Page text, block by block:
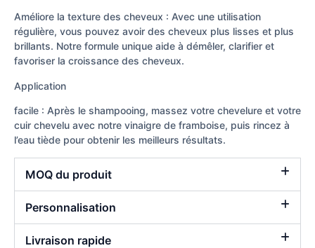
Améliore la texture des cheveux : Avec une utilisation
régulière, vous pouvez avoir des cheveux plus lisses et plus
brillants. Notre formule unique aide à démêler, clarifier et
favoriser la croissance des cheveux.
Application
facile : Après le shampooing, massez votre chevelure et votre
cuir chevelu avec notre vinaigre de framboise, puis rincez à
l’eau tiède pour obtenir les meilleurs résultats.
MOQ du produit
Personnalisation
Livraison rapide